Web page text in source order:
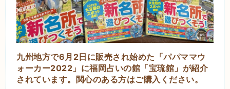
九州地方で6月2日に販売され始めた「パパママウ
ォーカー2022」に福岡占いの館「宝琉館」が紹介
されています。関心のある方はご購入ください。